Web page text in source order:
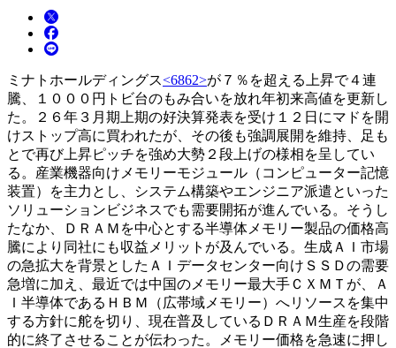
ミナトホールディングス<6862>が７％を超える上昇で４連
騰、１０００円トビ台のもみ合いを放れ年初来高値を更新し
た。２６年３月期上期の好決算発表を受け１２日にマドを開
けストップ高に買われたが、その後も強調展開を維持、足も
とで再び上昇ピッチを強め大勢２段上げの様相を呈してい
る。産業機器向けメモリーモジュール（コンピューター記憶
装置）を主力とし、システム構築やエンジニア派遣といった
ソリューションビジネスでも需要開拓が進んでいる。そうし
たなか、ＤＲＡＭを中心とする半導体メモリー製品の価格高
騰により同社にも収益メリットが及んでいる。生成ＡＩ市場
の急拡大を背景としたＡＩデータセンター向けＳＳＤの需要
急増に加え、最近では中国のメモリー最大手ＣＸＭＴが、Ａ
Ｉ半導体であるＨＢＭ（広帯域メモリー）へリソースを集中
する方針に舵を切り、現在普及しているＤＲＡＭ生産を段階
的に終了させることが伝わった。メモリー価格を急速に押し